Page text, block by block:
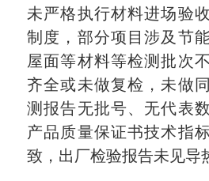
未严格执行材料进场验
制度，部分项目涉及节
屋面等材料等检测批次
齐全或未做复检，未做
测报告无批号、无代表
产品质量保证书技术指
致，出厂检验报告未见导